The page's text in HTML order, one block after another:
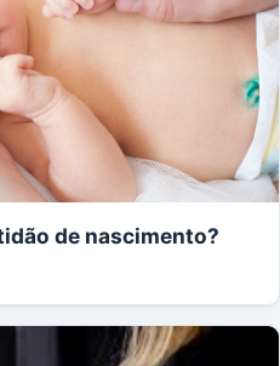
de nascimento?